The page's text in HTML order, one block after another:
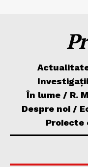
Investigații
În lume / R.
Despre noi /
Proiecte